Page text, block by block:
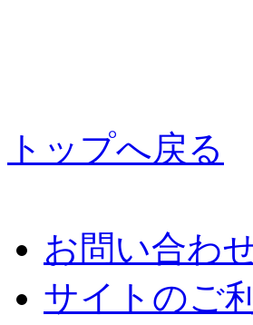
トップへ戻る
お問い合わ
サイトのご